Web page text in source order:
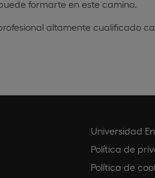
formarte en este camino.
altamente cualificado
Universidad
Política de
Política de